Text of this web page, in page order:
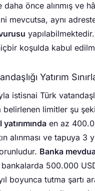
daha önce alınmış ve
mevcutsa, aynı
koşulda kabul
Yatırım
istisnai Türk
belirlenen limitler şu
en az
alınması ve tapuya 3
Banka
bankalarda 500.000
boyunca tutma şartı